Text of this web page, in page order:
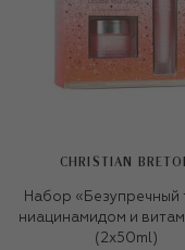
CHRISTIAN
Набор «Безупречный
ниацинамидом и
(2x50ml)